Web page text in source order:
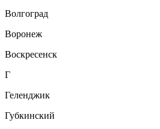
Волгоград
Воронеж
Воскресенск
Г
Геленджик
Губкинский